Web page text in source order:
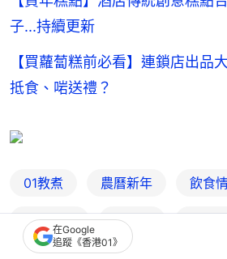
子...持續更新
【買蘿蔔糕前必看】連鎖店出品
抵食、啱送禮？
01教煮 農曆新年 飲食
賀年食品 蘿蔔糕
在Google
追蹤《香港01》